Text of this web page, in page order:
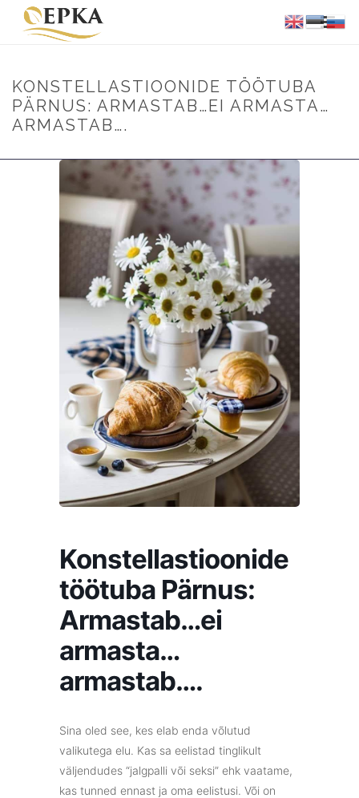
KONSTELLASTIOONIDE TÖÖTUBA
PÄRNUS: ARMASTAB…EI ARMASTA…
ARMASTAB….
Konstellastioonide
töötuba Pärnus:
Armastab…ei
armasta…
armastab….
Sina oled see, kes elab enda võlutud
valikutega elu. Kas sa eelistad tinglikult
väljendudes “jalgpalli või seksi” ehk vaatame,
kas tunned ennast ja oma eelistusi. Või on